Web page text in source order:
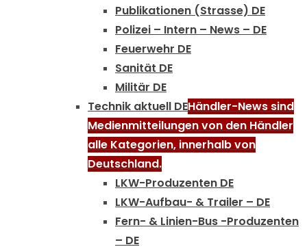
Publikationen (Strasse) DE
Polizei – Intern – News – DE
Feuerwehr DE
Sanität DE
Militär DE
Technik aktuell DEHändler-News sind
Medienmitteilungen von den Händler
alle Kategorien, innerhalb von
Deutschland.
LKW-Produzenten DE
LKW-Aufbau- & Trailer – DE
Fern- & Linien-Bus -Produzenten
– DE